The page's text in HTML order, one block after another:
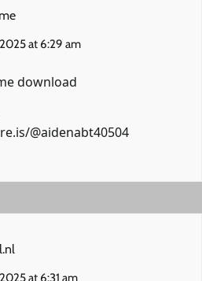
at 6:29 am
download
@aidenabt40504
at 6:31 am